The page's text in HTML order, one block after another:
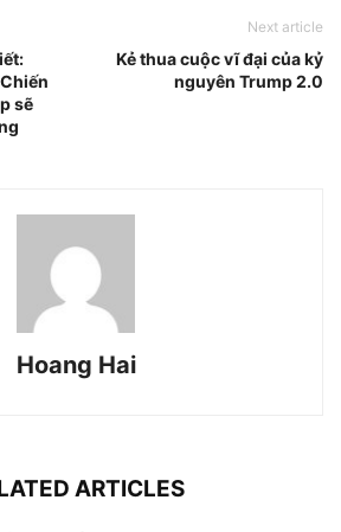
sẽ
Next article
Kẻ thua cuộc vĩ đại của kỷ
nguyên Trump 2.0
Hoang Hai
ARTICLES